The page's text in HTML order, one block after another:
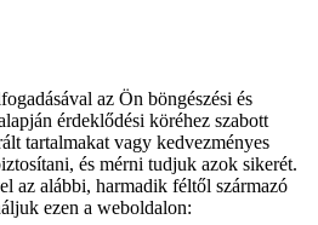
az Ön böngészési és
érdeklődési köréhez szabott
tartalmakat vagy kedvezményes
és mérni tudjuk azok sikerét.
az alábbi, harmadik féltől származó
ezen a weboldalon: